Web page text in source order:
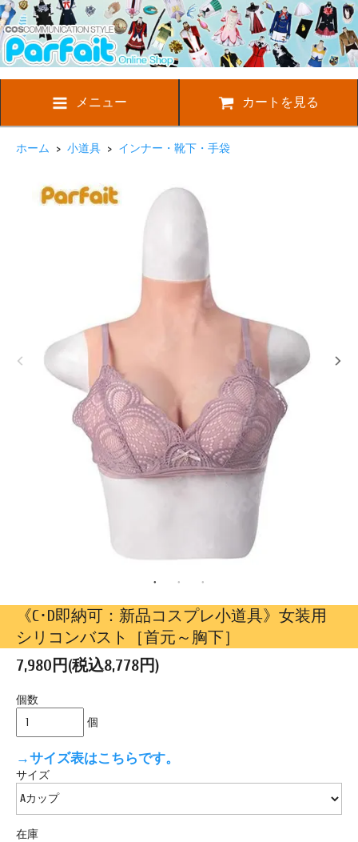
メニュー カートを見る
ホーム > 小道具 > インナー・靴下・手袋
《C･D即納可：新品コスプレ小道具》女装用
シリコンバスト［首元～胸下］
7,980円(税込8,778円)
個数
個
→サイズ表はこちらです。
サイズ
在庫